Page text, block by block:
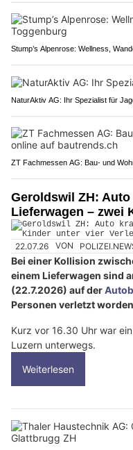
Stump’s Alpenrose: Wellness,
NaturAktiv AG: Ihr Spezialist für
ZT Fachmessen AG: Bau- und
Geroldswil ZH:
Lieferwagen – zwei
22.07.26 VON
Bei einer Kollision
einem Lieferwagen sind
(22.7.2026) auf der
Personen verletzt
Kurz vor 16.30 Uhr war
Luzern unterwegs.
Weiterlesen